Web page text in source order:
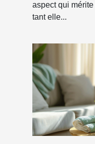
aspect qui
tant elle...